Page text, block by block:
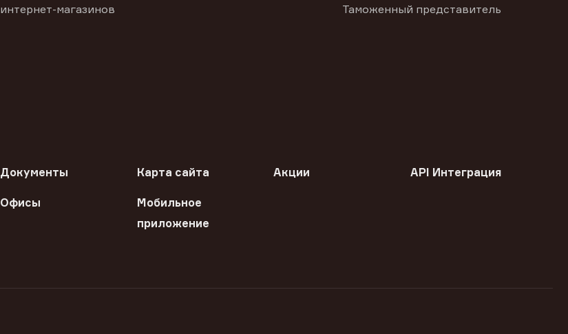
интернет-магазинов
Таможенный представитель
Документы Карта сайта Акции API Интеграция
Офисы
Мобильное
приложение